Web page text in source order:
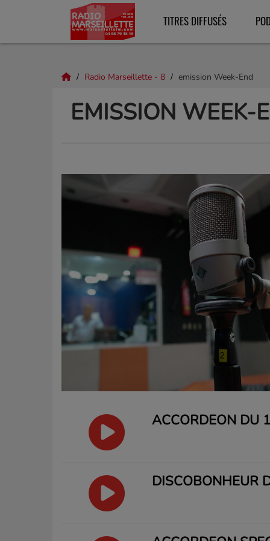
TITRES DIFFUSÉS
Radio Marseillette - 8 emission Week-End
EMISSION WEEK-
ACCORDEON DU
DISCOBONHEUR